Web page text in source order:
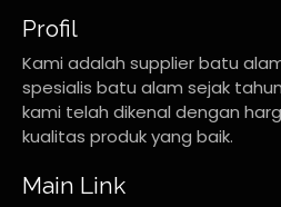
Profil
Kami adalah supplier batu
spesialis batu alam sejak
kami telah dikenal dengan
kualitas produk yang baik.
Main Link